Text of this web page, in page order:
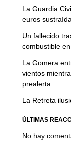
La Guardia
euros
Un fallecido
combustible
La Gomera
vientos
prealerta
La Retreta
ÚLTIMAS
No hay